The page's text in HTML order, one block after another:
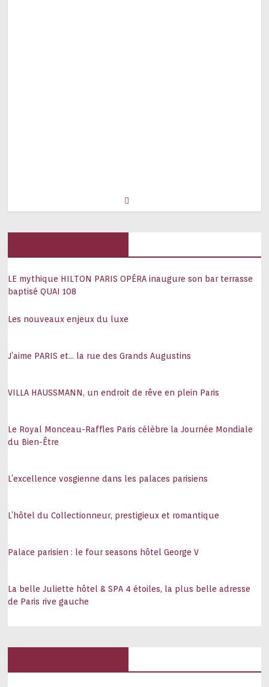
LE mythique HILTON PARIS OPÉRA inaugure son bar terrasse
baptisé QUAI 108
Les nouveaux enjeux du luxe
J’aime PARIS et… la rue des Grands Augustins
VILLA HAUSSMANN, un endroit de rêve en plein Paris
Le Royal Monceau-Raffles Paris célèbre la Journée Mondiale
du Bien-Être
L’excellence vosgienne dans les palaces parisiens
L’hôtel du Collectionneur, prestigieux et romantique
Palace parisien : le four seasons hôtel George V
La belle Juliette hôtel & SPA 4 étoiles, la plus belle adresse
de Paris rive gauche